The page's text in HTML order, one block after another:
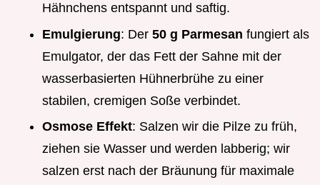
Hähnchens entspannt und saftig.
Emulgierung: Der 50 g Parmesan fungiert als
Emulgator, der das Fett der Sahne mit der
wasserbasierten Hühnerbrühe zu einer
stabilen, cremigen Soße verbindet.
Osmose Effekt: Salzen wir die Pilze zu früh,
ziehen sie Wasser und werden labberig; wir
salzen erst nach der Bräunung für maximale